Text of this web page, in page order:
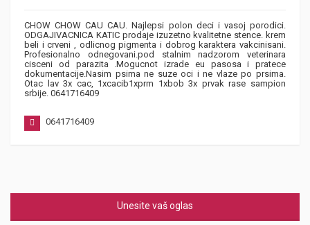
CHOW CHOW CAU CAU. Najlepsi polon deci i vasoj porodici.
ODGAJIVACNICA KATIC prodaje izuzetno kvalitetne stence. krem
beli i crveni , odlicnog pigmenta i dobrog karaktera vakcinisani.
Profesionalno odnegovani.pod stalnim nadzorom veterinara
cisceni od parazita .Mogucnot izrade eu pasosa i pratece
dokumentacije.Nasim psima ne suze oci i ne vlaze po prsima.
Otac lav 3x cac, 1xcacib1xprm 1xbob 3x prvak rase sampion
srbije. 0641716409
0641716409
Unesite vaš oglas